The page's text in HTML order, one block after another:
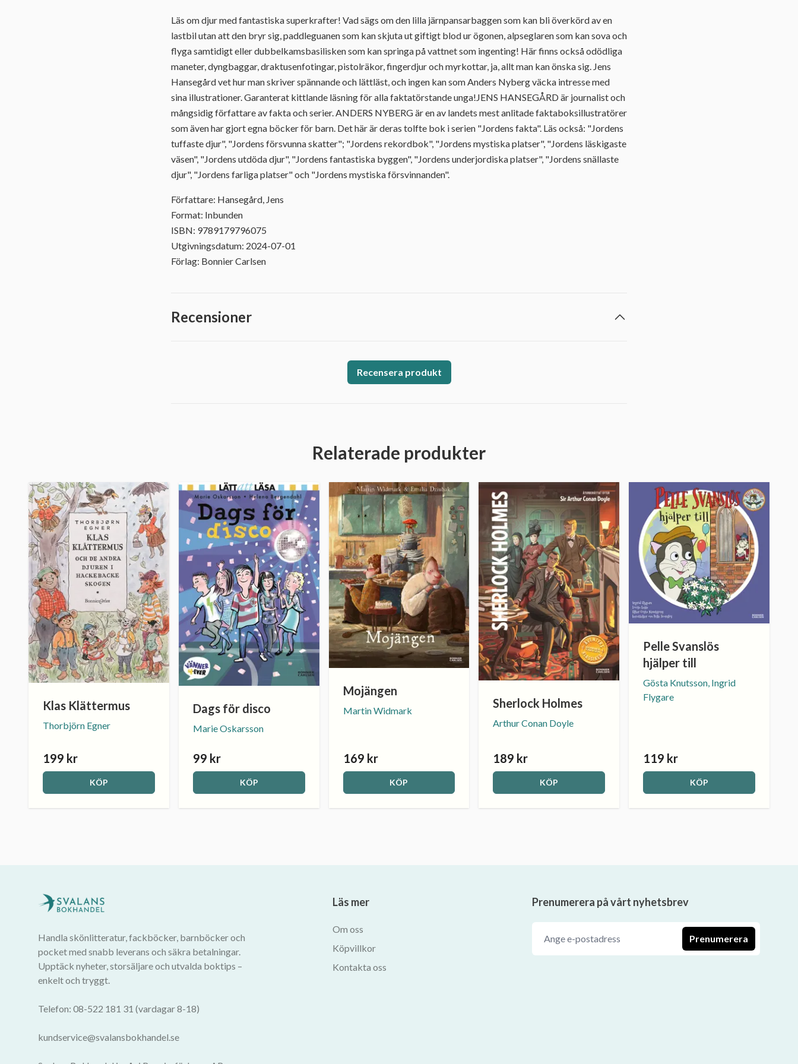
Läs om djur med fantastiska superkrafter! Vad sägs om den lilla järnpansarbaggen som kan bli överkörd av en
lastbil utan att den bryr sig, paddleguanen som kan skjuta ut giftigt blod ur ögonen, alpseglaren som kan sova och
flyga samtidigt eller dubbelkamsbasilisken som kan springa på vattnet som ingenting! Här finns också odödliga
maneter, dyngbaggar, draktusenfotingar, pistolräkor, fingerdjur och myrkottar, ja, allt man kan önska sig. Jens
Hansegård vet hur man skriver spännande och lättläst, och ingen kan som Anders Nyberg väcka intresse med
sina illustrationer. Garanterat kittlande läsning för alla faktatörstande unga!JENS HANSEGÅRD är journalist och
mångsidig författare av fakta och serier. ANDERS NYBERG är en av landets mest anlitade faktaboksillustratörer
som även har gjort egna böcker för barn. Det här är deras tolfte bok i serien "Jordens fakta". Läs också: "Jordens
tuffaste djur", "Jordens försvunna skatter"; "Jordens rekordbok", "Jordens mystiska platser", "Jordens läskigaste
väsen", "Jordens utdöda djur", "Jordens fantastiska byggen", "Jordens underjordiska platser", "Jordens snällaste
djur", "Jordens farliga platser" och "Jordens mystiska försvinnanden".
Författare: Hansegård, Jens
Format: Inbunden
ISBN: 9789179796075
Utgivningsdatum: 2024-07-01
Förlag: Bonnier Carlsen
Recensioner
Recensera produkt
Relaterade produkter
Klas Klättermus
Thorbjörn Egner
199 kr
KÖP
Dags för disco
Marie Oskarsson
99 kr
KÖP
Mojängen
Martin Widmark
169 kr
KÖP
Sherlock Holmes
Arthur Conan Doyle
189 kr
KÖP
Pelle Svanslös
hjälper till
Gösta Knutsson, Ingrid
Flygare
119 kr
KÖP
Handla skönlitteratur, fackböcker, barnböcker och
pocket med snabb leverans och säkra betalningar.
Upptäck nyheter, storsäljare och utvalda boktips –
enkelt och tryggt.
Telefon: 08-522 181 31 (vardagar 8-18)
kundservice@svalansbokhandel.se
Läs mer
Om oss
Köpvillkor
Kontakta oss
Prenumerera på vårt nyhetsbrev
Prenumerera